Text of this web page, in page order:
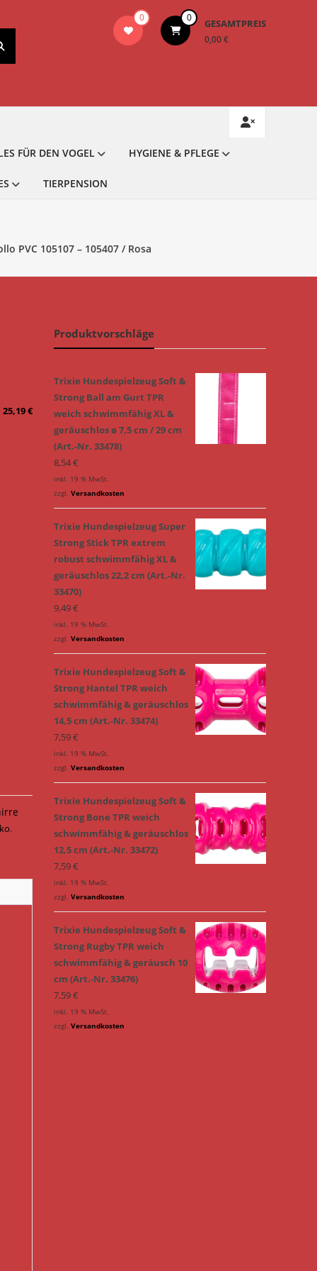
0 0 GESAMTPREIS
0,00 €
FÜR DEN VOGEL HYGIENE & PFLEGE
TIERPENSION
PVC 105107 – 105407 / Rosa
25,19€
,
Produktvorschläge
Trixie Hundespielzeug Soft &
Strong Ball am Gurt TPR
weich schwimmfähig XL &
geräuschlos ø 7,5 cm / 29 cm
(Art.-Nr. 33478)
8,54€
inkl. 19 % MwSt.
zzgl. Versandkosten
Trixie Hundespielzeug Super
Strong Stick TPR extrem
robust schwimmfähig XL &
geräuschlos 22,2 cm (Art.-Nr.
33470)
9,49€
inkl. 19 % MwSt.
zzgl. Versandkosten
Trixie Hundespielzeug Soft &
Strong Hantel TPR weich
schwimmfähig & geräuschlos
14,5 cm (Art.-Nr. 33474)
7,59€
inkl. 19 % MwSt.
zzgl. Versandkosten
Trixie Hundespielzeug Soft &
Strong Bone TPR weich
schwimmfähig & geräuschlos
12,5 cm (Art.-Nr. 33472)
7,59€
inkl. 19 % MwSt.
zzgl. Versandkosten
Trixie Hundespielzeug Soft &
Strong Rugby TPR weich
schwimmfähig & geräusch 10
cm (Art.-Nr. 33476)
7,59€
inkl. 19 % MwSt.
zzgl. Versandkosten